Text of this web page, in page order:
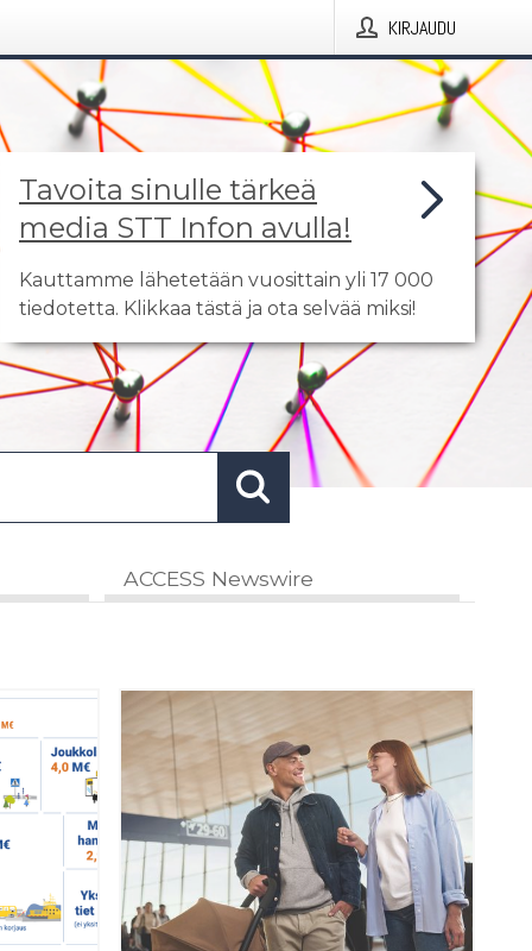
KIRJAUDU
Tavoita sinulle tärkeä
media STT Infon avulla!
Kauttamme lähetetään vuosittain yli 17 000
tiedotetta. Klikkaa tästä ja ota selvää miksi!
ACCESS Newswire